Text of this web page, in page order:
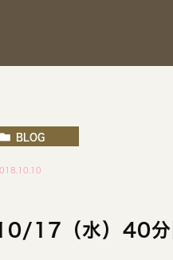
BLOG
17（水）40分